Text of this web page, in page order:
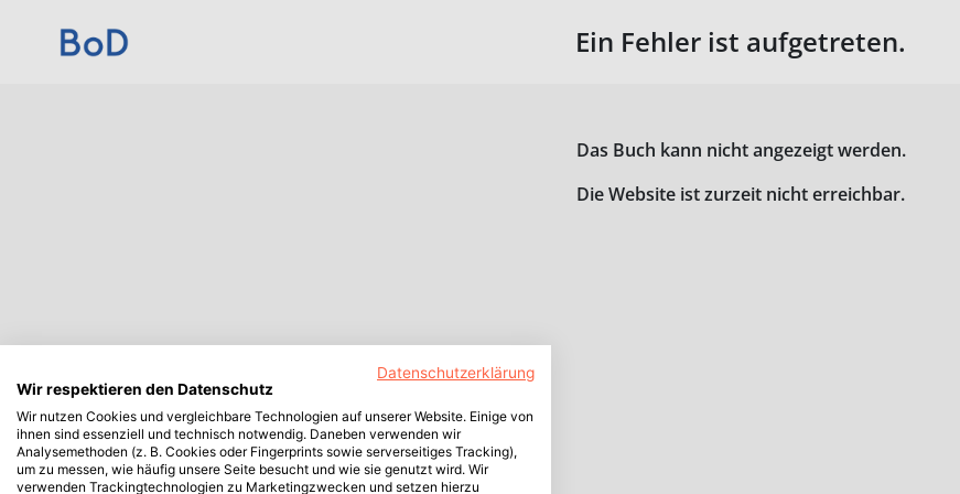
Ein Fehler ist aufgetreten.
Das Buch kann nicht angezeigt werden.
Die Website ist zurzeit nicht erreichbar.
Datenschutzerklärung
Wir respektieren den Datenschutz
Wir nutzen Cookies und vergleichbare Technologien auf unserer Website. Einige von
ihnen sind essenziell und technisch notwendig. Daneben verwenden wir
Analysemethoden (z. B. Cookies oder Fingerprints sowie serverseitiges Tracking),
um zu messen, wie häufig unsere Seite besucht und wie sie genutzt wird. Wir
verwenden Trackingtechnologien zu Marketingzwecken und setzen hierzu